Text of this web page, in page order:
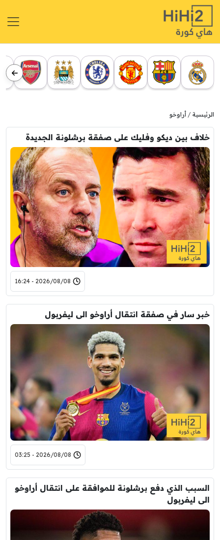
الرئيسية أراوخو
خلاف بين ديكو وفليك على صفقة برشلونة الجديدة
2026/08/08 - 16:24
خبر سار في صفقة انتقال أراوخو الى ليفربول
2026/08/08 - 03:25
السبب الذي دفع برشلونة للموافقة على انتقال أراوخو
الى ليفربول